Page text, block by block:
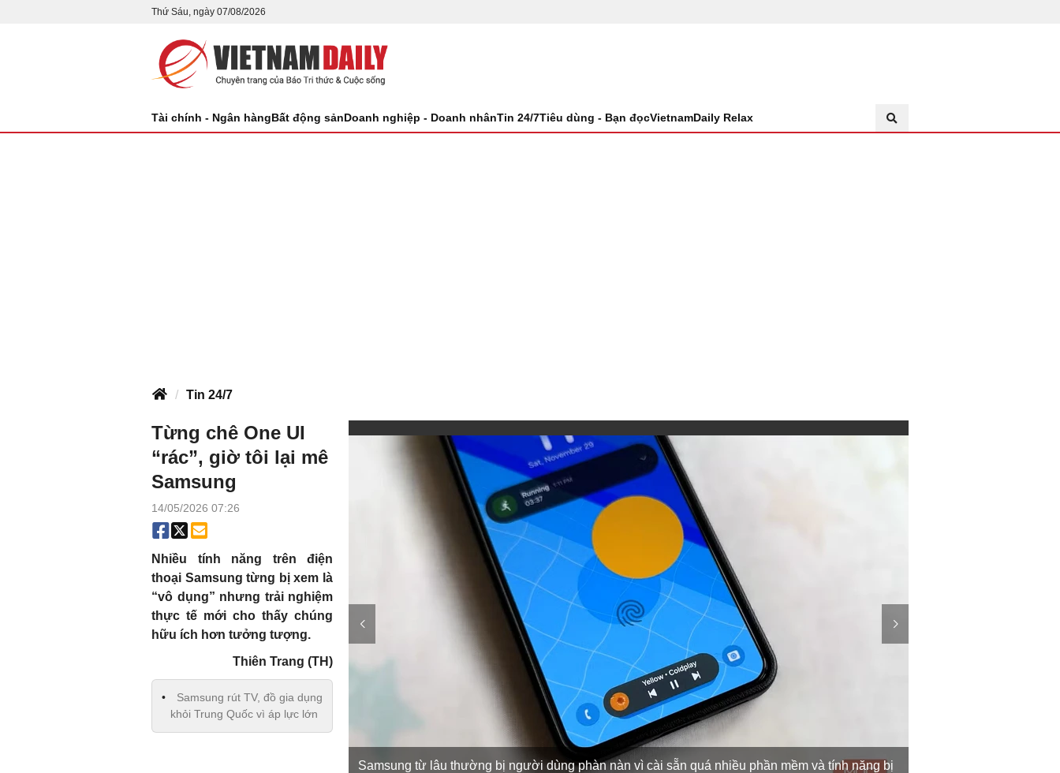
Thứ Sáu, ngày 07/08/2026
Tài chính - Ngân hàngBất động sảnDoanh nghiệp - Doanh nhânTin 24/7Tiêu dùng - Bạn đọcVietnamDaily Relax
Tin 24/7
Từng chê One UI
“rác”, giờ tôi lại mê
Samsung
14/05/2026 07:26
Nhiều tính năng trên điện
thoại Samsung từng bị xem là
“vô dụng” nhưng trải nghiệm
thực tế mới cho thấy chúng
hữu ích hơn tưởng tượng.
Thiên Trang (TH)
Samsung rút TV, đồ gia dụng
khỏi Trung Quốc vì áp lực lớn
Samsung từ lâu thường bị người dùng phàn nàn vì cài sẵn quá nhiều phần mềm và tính năng bị